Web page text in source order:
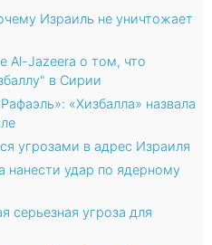
Израиль не уничтожает
Al-Jazeera о том, что
в Сирии
«Хизбалла» назвала
угрозами в адрес Израиля
нанести удар по ядерному
серьезная угроза для